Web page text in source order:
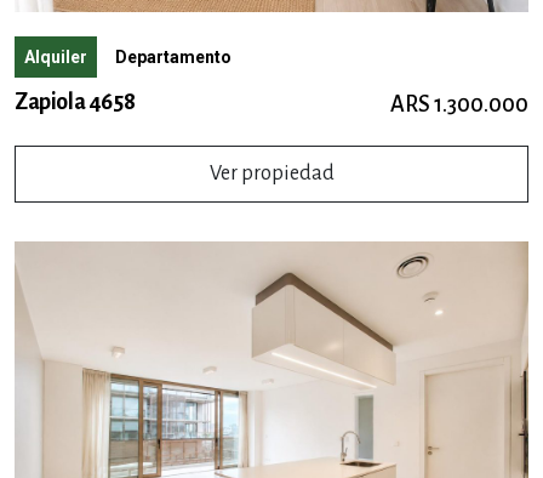
Alquiler Departamento
Zapiola 4658 ARS 1.300.000
Ver propiedad